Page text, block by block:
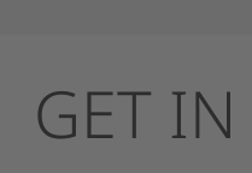
GET IN